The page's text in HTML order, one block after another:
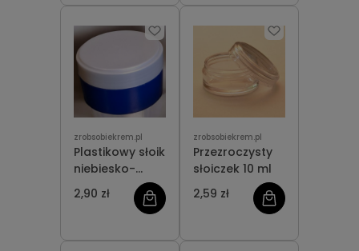
zrobsobiekrem.pl
Plastikowy słoik
niebiesko-
srebrny 75 ml
2,90 zł
zrobsobiekrem.pl
Przezroczysty
słoiczek 10 ml
2,59 zł